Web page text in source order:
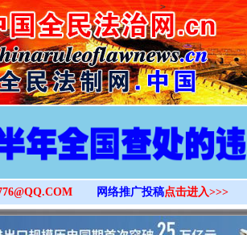
>
网络推广投稿点击进入>>>